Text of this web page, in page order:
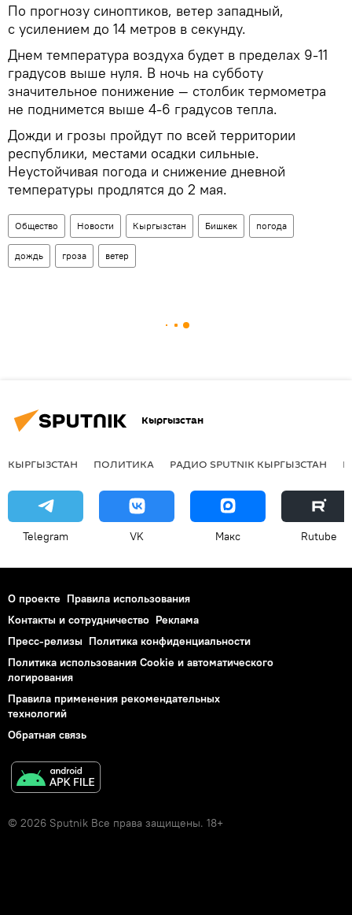
По прогнозу синоптиков, ветер западный,
с усилением до 14 метров в секунду.
Днем температура воздуха будет в пределах 9-11
градусов выше нуля. В ночь на субботу
значительное понижение — столбик термометра
не поднимется выше 4-6 градусов тепла.
Дожди и грозы пройдут по всей территории
республики, местами осадки сильные.
Неустойчивая погода и снижение дневной
температуры продлятся до 2 мая.
Общество Новости Кыргызстан Бишкек погода
дождь гроза ветер
Кыргызстан
КЫРГЫЗСТАН ПОЛИТИКА РАДИО SPUTNIK КЫРГЫЗСТАН
Telegram VK Макс Rutube
О проекте Правила использования
Контакты и сотрудничество Реклама
Пресс-релизы Политика конфиденциальности
Политика использования Cookie и автоматического
логирования
Правила применения рекомендательных
технологий
Обратная связь
© 2026 Sputnik Все права защищены. 18+